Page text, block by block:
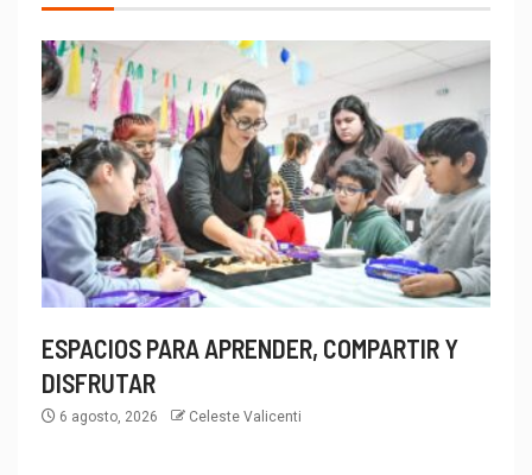
ESPACIOS PARA APRENDER, COMPARTIR Y
DISFRUTAR
6 agosto, 2026 Celeste Valicenti